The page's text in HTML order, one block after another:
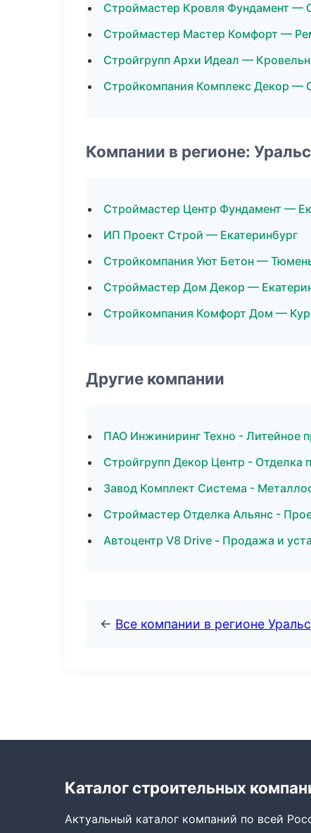
Строймастер Кровля Фундамент —
Строймастер Мастер Комфорт —
Стройгрупп Архи Идеал —
Стройкомпания Комплекс Декор —
Компании в регионе:
Строймастер Центр Фундамент —
ИП Проект Строй — Екатеринбург
Стройкомпания Уют Бетон —
Строймастер Дом Декор —
Стройкомпания Комфорт Дом —
Другие компании
ПАО Инжиниринг Техно - Литейное
Стройгрупп Декор Центр - Отделка
Завод Комплект Система -
Строймастер Отделка Альянс -
Автоцентр V8 Drive - Продажа и
← Все компании в регионе
Каталог строительных
Актуальный каталог компаний по всей